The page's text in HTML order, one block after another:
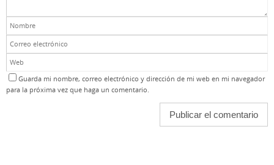
Guarda mi nombre, correo electrónico y dirección de mi web en mi navegador
para la próxima vez que haga un comentario.